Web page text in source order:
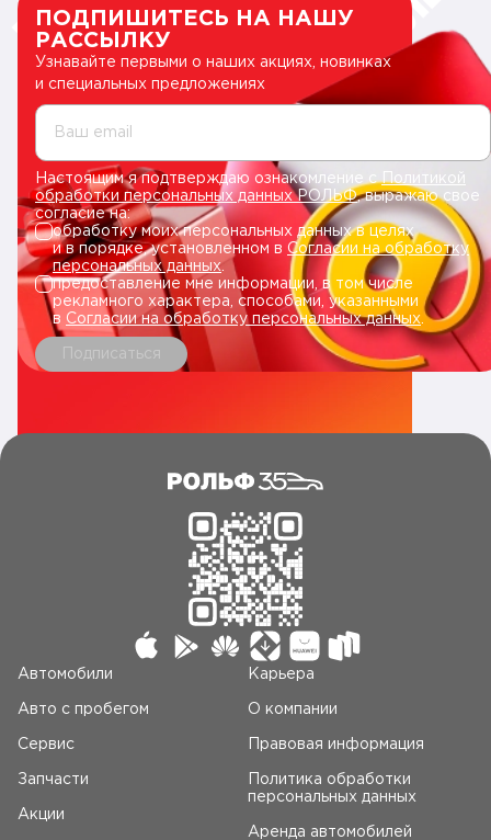
ПОДПИШИТЕСЬ НА НАШУ
РАССЫЛКУ
Узнавайте первыми о наших акциях, новинках
и специальных предложениях
Ваш email
Настоящим я подтверждаю ознакомление сПолитикой
обработки персональных данных РОЛЬФ, выражаю свое
согласие на:
обработку моих персональных данных в целях
и в порядке, установленном в Согласии на обработку
персональных данных.
предоставление мне информации, в том числе
рекламного характера, способами, указанными
в Согласии на обработку персональных данных
Подписаться
Автомобили
Авто c пробегом
Сервис
Запчасти
Акции
Карьера
О компании
Правовая информация
Политика обработки
персональных данных
Аренда автомобилей